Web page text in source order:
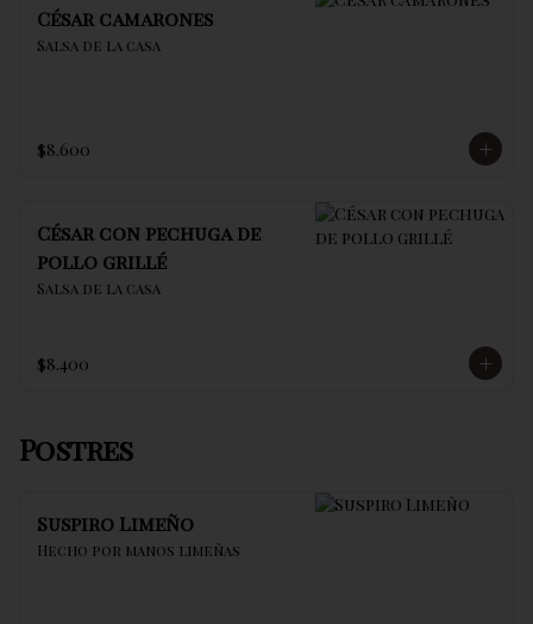
César camarones
Salsa de la casa
$8.600
César con pechuga de
pollo grillé
Salsa de la casa
$8.400
Postres
Suspiro Limeño
Hecho por manos limeñas